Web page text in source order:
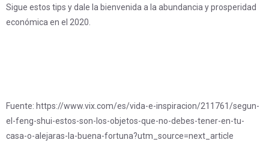
Sigue estos tips y dale la bienvenida a la abundancia y prosperidad
económica en el 2020.
Fuente: https://www.vix.com/es/vida-e-inspiracion/211761/segun-
el-feng-shui-estos-son-los-objetos-que-no-debes-tener-en-tu-
casa-o-alejaras-la-buena-fortuna?utm_source=next_article